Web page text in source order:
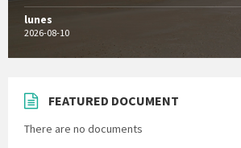
lunes
2026-08-10
FEATURED DOCUMENT
There are no documents